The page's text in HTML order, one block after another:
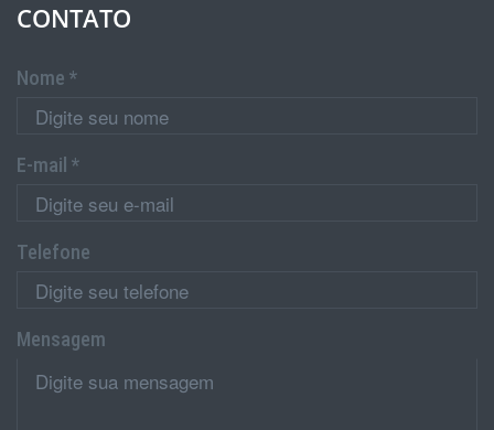
CONTATO
Nome *
E-mail *
Telefone
Mensagem